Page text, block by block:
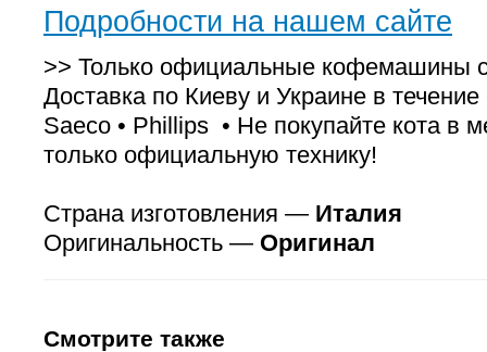
Подробности на нашем сайте
>> Только официальные кофемашины с
Доставка по Киеву и Украине в течение
Saeco • Phillips • Не покупайте кота в
только официальную технику!
Страна изготовления — Италия
Оригинальность — Оригинал
Смотрите также